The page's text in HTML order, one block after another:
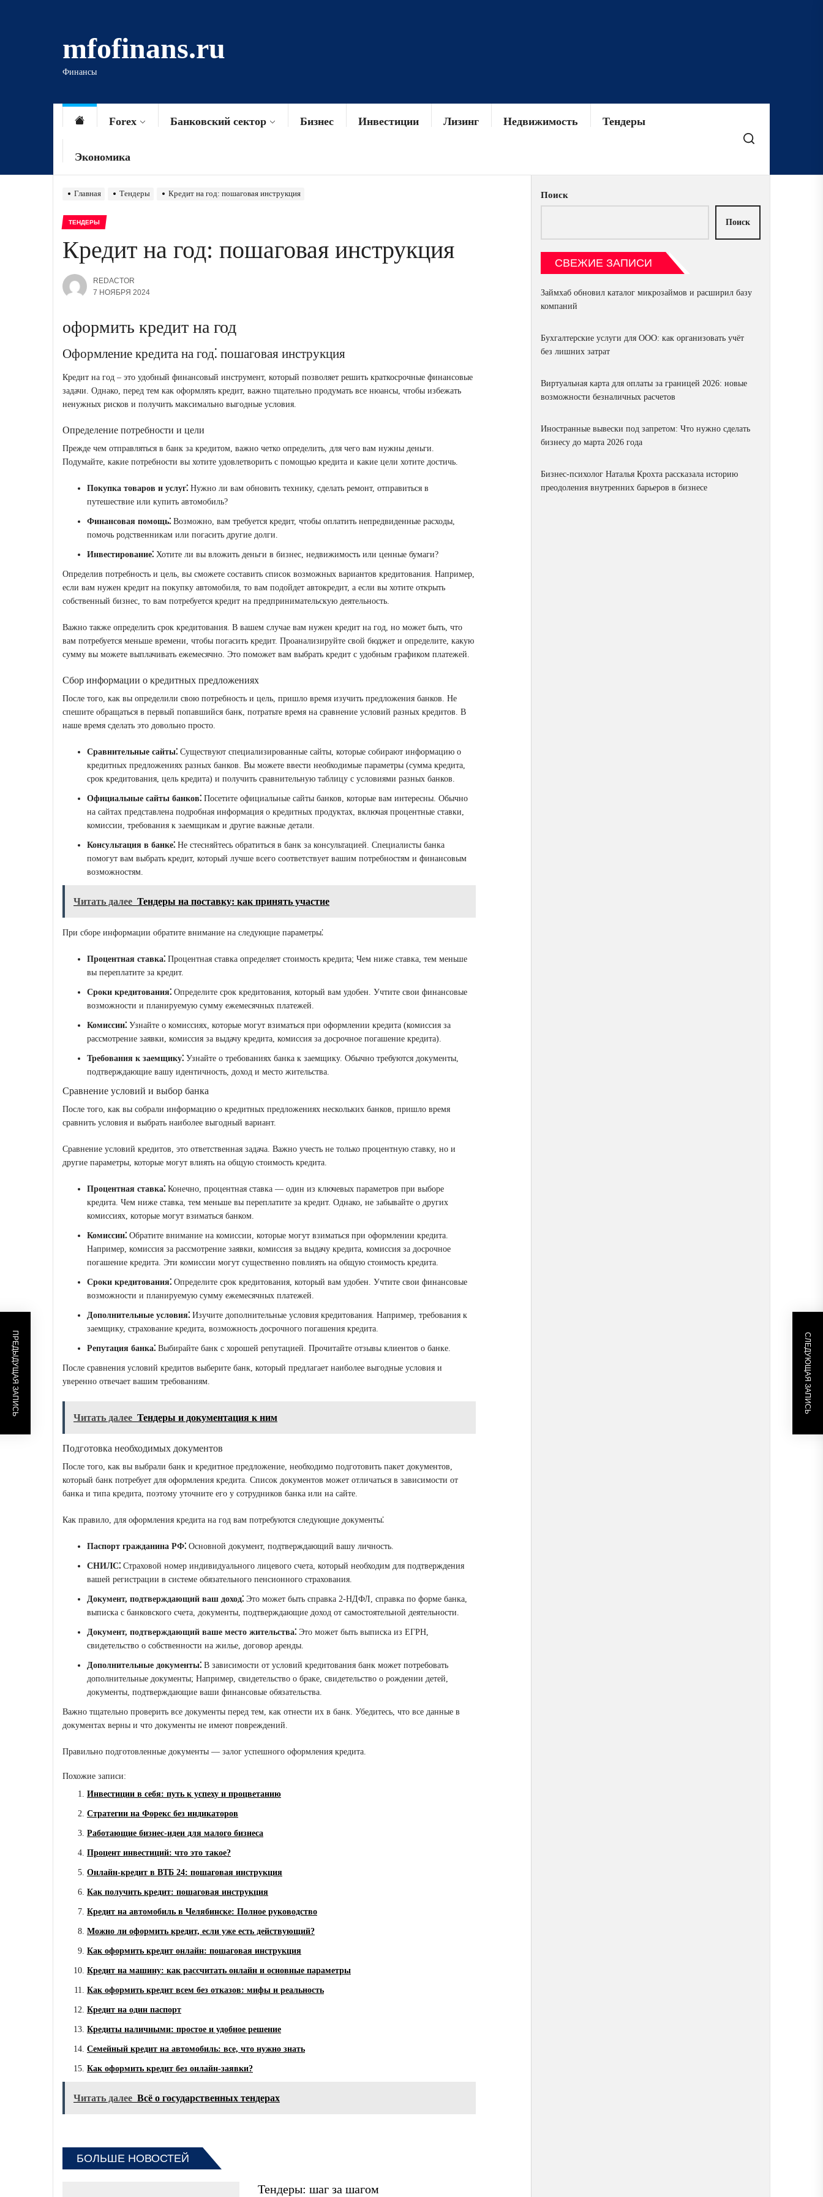
mfofinans.ru
Финансы
Forex Банковский сектор Бизнес Инвестиции Лизинг Недвижимость Тендеры
Экономика
Главная Тендеры Кредит на год: пошаговая инструкция
ТЕНДЕРЫ
Кредит на год: пошаговая инструкция
REDACTOR
7 НОЯБРЯ 2024
оформить кредит на год
Оформление кредита на год⁚ пошаговая инструкция
Кредит на год – это удобный финансовый инструмент, который позволяет решить краткосрочные финансовые
задачи. Однако, перед тем как оформлять кредит, важно тщательно продумать все нюансы, чтобы избежать
ненужных рисков и получить максимально выгодные условия.
Определение потребности и цели
Прежде чем отправляться в банк за кредитом, важно четко определить, для чего вам нужны деньги.
Подумайте, какие потребности вы хотите удовлетворить с помощью кредита и какие цели хотите достичь.
Покупка товаров и услуг⁚ Нужно ли вам обновить технику, сделать ремонт, отправиться в
путешествие или купить автомобиль?
Финансовая помощь⁚ Возможно, вам требуется кредит, чтобы оплатить непредвиденные расходы,
помочь родственникам или погасить другие долги.
Инвестирование⁚ Хотите ли вы вложить деньги в бизнес, недвижимость или ценные бумаги?
Определив потребность и цель, вы сможете составить список возможных вариантов кредитования. Например,
если вам нужен кредит на покупку автомобиля, то вам подойдет автокредит, а если вы хотите открыть
собственный бизнес, то вам потребуется кредит на предпринимательскую деятельность.
Важно также определить срок кредитования. В вашем случае вам нужен кредит на год, но может быть, что
вам потребуется меньше времени, чтобы погасить кредит. Проанализируйте свой бюджет и определите, какую
сумму вы можете выплачивать ежемесячно. Это поможет вам выбрать кредит с удобным графиком платежей.
Сбор информации о кредитных предложениях
После того, как вы определили свою потребность и цель, пришло время изучить предложения банков. Не
спешите обращаться в первый попавшийся банк, потратьте время на сравнение условий разных кредитов. В
наше время сделать это довольно просто.
Сравнительные сайты⁚ Существуют специализированные сайты, которые собирают информацию о
кредитных предложениях разных банков. Вы можете ввести необходимые параметры (сумма кредита,
срок кредитования, цель кредита) и получить сравнительную таблицу с условиями разных банков.
Официальные сайты банков⁚ Посетите официальные сайты банков, которые вам интересны. Обычно
на сайтах представлена подробная информация о кредитных продуктах, включая процентные ставки,
комиссии, требования к заемщикам и другие важные детали.
Консультация в банке⁚ Не стесняйтесь обратиться в банк за консультацией. Специалисты банка
помогут вам выбрать кредит, который лучше всего соответствует вашим потребностям и финансовым
возможностям.
Читать далее Тендеры на поставку: как принять участие
При сборе информации обратите внимание на следующие параметры⁚
Процентная ставка⁚ Процентная ставка определяет стоимость кредита; Чем ниже ставка, тем меньше
вы переплатите за кредит.
Сроки кредитования⁚ Определите срок кредитования, который вам удобен. Учтите свои финансовые
возможности и планируемую сумму ежемесячных платежей.
Комиссии⁚ Узнайте о комиссиях, которые могут взиматься при оформлении кредита (комиссия за
рассмотрение заявки, комиссия за выдачу кредита, комиссия за досрочное погашение кредита).
Требования к заемщику⁚ Узнайте о требованиях банка к заемщику. Обычно требуются документы,
подтверждающие вашу идентичность, доход и место жительства.
Сравнение условий и выбор банка
После того, как вы собрали информацию о кредитных предложениях нескольких банков, пришло время
сравнить условия и выбрать наиболее выгодный вариант.
Сравнение условий кредитов, это ответственная задача. Важно учесть не только процентную ставку, но и
другие параметры, которые могут влиять на общую стоимость кредита.
Процентная ставка⁚ Конечно, процентная ставка — один из ключевых параметров при выборе
кредита. Чем ниже ставка, тем меньше вы переплатите за кредит. Однако, не забывайте о других
комиссиях, которые могут взиматься банком.
Комиссии⁚ Обратите внимание на комиссии, которые могут взиматься при оформлении кредита.
Например, комиссия за рассмотрение заявки, комиссия за выдачу кредита, комиссия за досрочное
погашение кредита. Эти комиссии могут существенно повлиять на общую стоимость кредита.
Сроки кредитования⁚ Определите срок кредитования, который вам удобен. Учтите свои финансовые
возможности и планируемую сумму ежемесячных платежей.
Дополнительные условия⁚ Изучите дополнительные условия кредитования. Например, требования к
заемщику, страхование кредита, возможность досрочного погашения кредита.
Репутация банка⁚ Выбирайте банк с хорошей репутацией. Прочитайте отзывы клиентов о банке.
После сравнения условий кредитов выберите банк, который предлагает наиболее выгодные условия и
уверенно отвечает вашим требованиям.
Читать далее Тендеры и документация к ним
Подготовка необходимых документов
После того, как вы выбрали банк и кредитное предложение, необходимо подготовить пакет документов,
который банк потребует для оформления кредита. Список документов может отличаться в зависимости от
банка и типа кредита, поэтому уточните его у сотрудников банка или на сайте.
Как правило, для оформления кредита на год вам потребуются следующие документы⁚
Паспорт гражданина РФ⁚ Основной документ, подтверждающий вашу личность.
СНИЛС⁚ Страховой номер индивидуального лицевого счета, который необходим для подтверждения
вашей регистрации в системе обязательного пенсионного страхования.
Документ, подтверждающий ваш доход⁚ Это может быть справка 2-НДФЛ, справка по форме банка,
выписка с банковского счета, документы, подтверждающие доход от самостоятельной деятельности.
Документ, подтверждающий ваше место жительства⁚ Это может быть выписка из ЕГРН,
свидетельство о собственности на жилье, договор аренды.
Дополнительные документы⁚ В зависимости от условий кредитования банк может потребовать
дополнительные документы; Например, свидетельство о браке, свидетельство о рождении детей,
документы, подтверждающие ваши финансовые обязательства.
Важно тщательно проверить все документы перед тем, как отнести их в банк. Убедитесь, что все данные в
документах верны и что документы не имеют повреждений.
Правильно подготовленные документы — залог успешного оформления кредита.
Похожие записи:
Инвестиции в себя: путь к успеху и процветанию
Стратегии на Форекс без индикаторов
Работающие бизнес-идеи для малого бизнеса
Процент инвестиций: что это такое?
Онлайн-кредит в ВТБ 24: пошаговая инструкция
Как получить кредит: пошаговая инструкция
Кредит на автомобиль в Челябинске: Полное руководство
Можно ли оформить кредит, если уже есть действующий?
Как оформить кредит онлайн: пошаговая инструкция
Кредит на машину: как рассчитать онлайн и основные параметры
Как оформить кредит всем без отказов: мифы и реальность
Кредит на один паспорт
Кредиты наличными: простое и удобное решение
Семейный кредит на автомобиль: все, что нужно знать
Как оформить кредит без онлайн-заявки?
Читать далее Всё о государственных тендерах
ПРЕДЫДУЩАЯ ЗАПИСЬ СЛЕДУЮЩАЯ ЗАПИСЬ
БОЛЬШЕ НОВОСТЕЙ
Тендеры: шаг за шагом
Поиск
Поиск
СВЕЖИЕ ЗАПИСИ
Займхаб обновил каталог микрозаймов и расширил базу
компаний
Бухгалтерские услуги для ООО: как организовать учёт
без лишних затрат
Виртуальная карта для оплаты за границей 2026: новые
возможности безналичных расчетов
Иностранные вывески под запретом: Что нужно сделать
бизнесу до марта 2026 года
Бизнес-психолог Наталья Крохта рассказала историю
преодоления внутренних барьеров в бизнесе